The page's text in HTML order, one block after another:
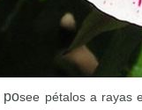
posee pétalos a rayas